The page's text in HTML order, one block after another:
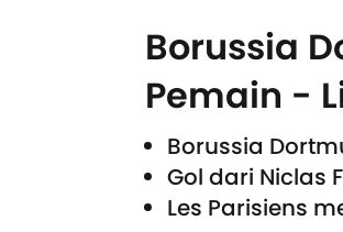
Borussia
Pemain -
Borussia
Gol dari Niclas
Les Parisiens